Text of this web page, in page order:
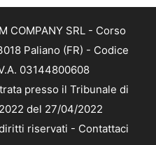
COMPANY SRL - Corso
Paliano (FR) - Codice
03144800608
presso il Tribunale di
del 27/04/2022
riservati - Contattaci